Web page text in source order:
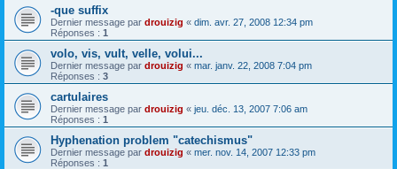
-que suffix
Dernier message par drouizig « dim. avr. 27, 2008 12:34 pm
Réponses : 1
volo, vis, vult, velle, volui...
Dernier message par drouizig « mar. janv. 22, 2008 7:04 pm
Réponses : 3
cartulaires
Dernier message par drouizig « jeu. déc. 13, 2007 7:06 am
Réponses : 1
Hyphenation problem "catechismus"
Dernier message par drouizig « mer. nov. 14, 2007 12:33 pm
Réponses : 1